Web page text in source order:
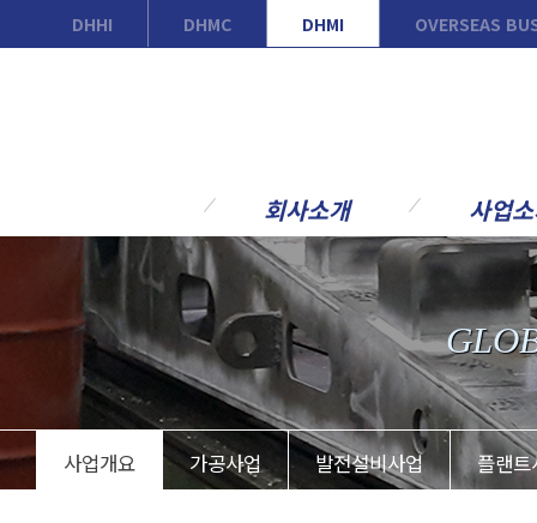
DHHI DHMC DHMI OVERSEAS
회사소개
회사안내
CEO 인사말
경영방침
연혁
조직도
현장소개
사업
사업개요
가공사업
발전설비사업
플랜트사업
주요고객
주요 사업실적
사업개요 가공사업 발전설비사업 플랜트